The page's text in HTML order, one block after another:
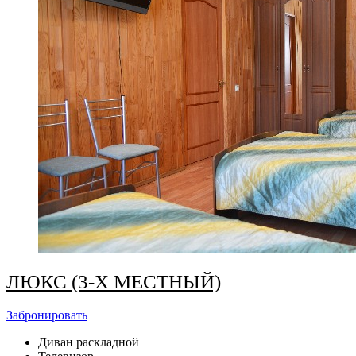
ЛЮКС (3-Х МЕСТНЫЙ)
Забронировать
Диван раскладной